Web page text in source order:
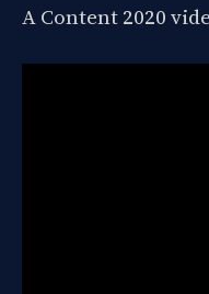
A Content 2020